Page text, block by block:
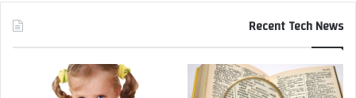
Recent Tech News